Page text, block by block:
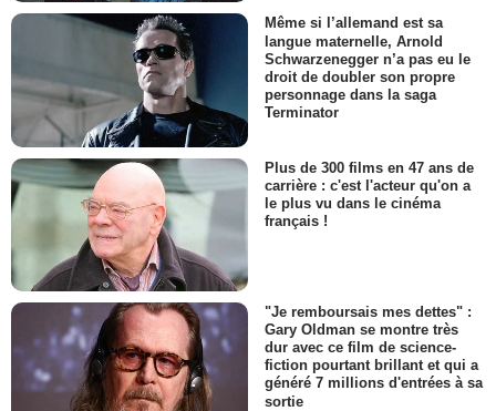
Même si l’allemand est sa
langue maternelle, Arnold
Schwarzenegger n’a pas eu le
droit de doubler son propre
personnage dans la saga
Terminator
Plus de 300 films en 47 ans de
carrière : c'est l'acteur qu'on a
le plus vu dans le cinéma
français !
"Je remboursais mes dettes" :
Gary Oldman se montre très
dur avec ce film de science-
fiction pourtant brillant et qui a
généré 7 millions d'entrées à sa
sortie